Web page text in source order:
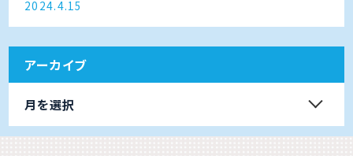
2024.4.15
アーカイブ
月を選択